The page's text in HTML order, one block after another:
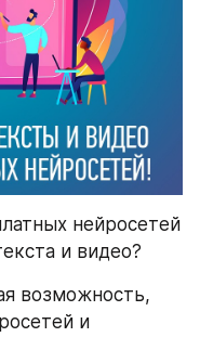
нейросетей
и видео?
возможность,
и